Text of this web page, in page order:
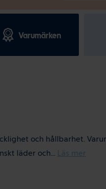
Varumärken
och hållbarhet.
läder och... Läs mer